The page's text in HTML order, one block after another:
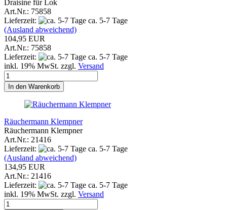
Draisine für Lok
Art.Nr.: 75858
Lieferzeit:
ca. 5-7 Tage
(Ausland abweichend)
104,95 EUR
Art.Nr.: 75858
Lieferzeit:
ca. 5-7 Tage
inkl. 19% MwSt. zzgl. Versand
In den Warenkorb
Räuchermann Klempner
Räuchermann Klempner
Art.Nr.: 21416
Lieferzeit:
ca. 5-7 Tage
(Ausland abweichend)
134,95 EUR
Art.Nr.: 21416
Lieferzeit:
ca. 5-7 Tage
inkl. 19% MwSt. zzgl. Versand